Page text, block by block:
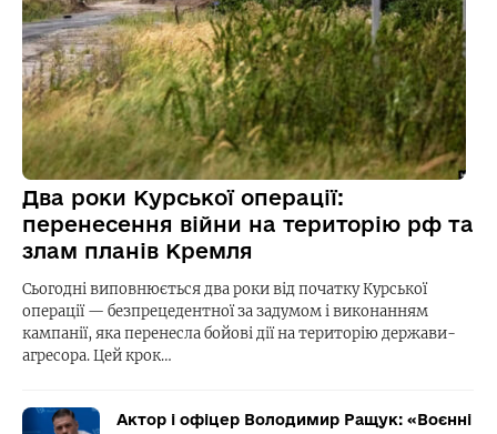
Два роки Курської операції:
перенесення війни на територію рф та
злам планів Кремля
Сьогодні виповнюється два роки від початку Курської
операції — безпрецедентної за задумом і виконанням
кампанії, яка перенесла бойові дії на територію держави-
агресора. Цей крок…
Актор і офіцер Володимир Ращук: «Воєнні